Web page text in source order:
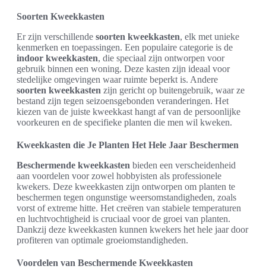
Soorten Kweekkasten
Er zijn verschillende soorten kweekkasten, elk met unieke
kenmerken en toepassingen. Een populaire categorie is de
indoor kweekkasten, die speciaal zijn ontworpen voor
gebruik binnen een woning. Deze kasten zijn ideaal voor
stedelijke omgevingen waar ruimte beperkt is. Andere
soorten kweekkasten zijn gericht op buitengebruik, waar ze
bestand zijn tegen seizoensgebonden veranderingen. Het
kiezen van de juiste kweekkast hangt af van de persoonlijke
voorkeuren en de specifieke planten die men wil kweken.
Kweekkasten die Je Planten Het Hele Jaar Beschermen
Beschermende kweekkasten bieden een verscheidenheid
aan voordelen voor zowel hobbyisten als professionele
kwekers. Deze kweekkasten zijn ontworpen om planten te
beschermen tegen ongunstige weersomstandigheden, zoals
vorst of extreme hitte. Het creëren van stabiele temperaturen
en luchtvochtigheid is cruciaal voor de groei van planten.
Dankzij deze kweekkasten kunnen kwekers het hele jaar door
profiteren van optimale groeiomstandigheden.
Voordelen van Beschermende Kweekkasten